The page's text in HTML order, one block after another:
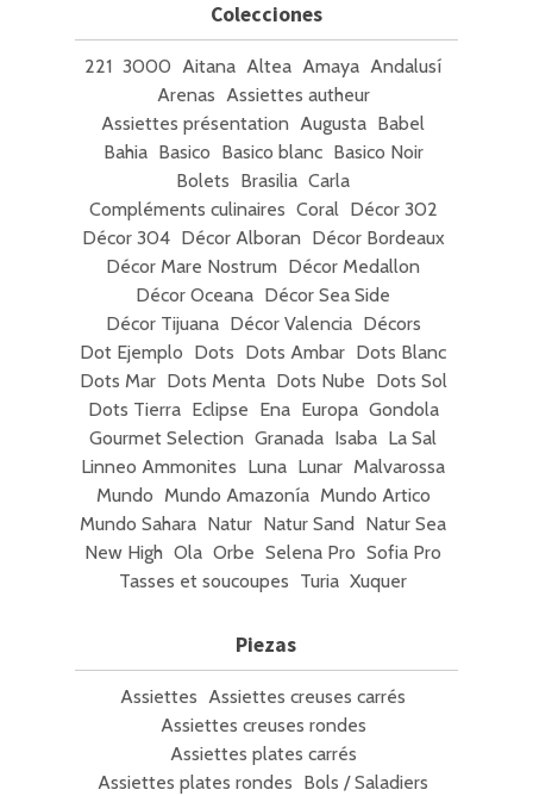
Colecciones
221 3000 Aitana Altea Amaya Andalusí
Arenas Assiettes autheur
Assiettes présentation Augusta Babel
Bahia Basico Basico blanc Basico Noir
Bolets Brasilia Carla
Compléments culinaires Coral Décor 302
Décor 304 Décor Alboran Décor Bordeaux
Décor Mare Nostrum Décor Medallon
Décor Oceana Décor Sea Side
Décor Tijuana Décor Valencia Décors
Dot Ejemplo Dots Dots Ambar Dots Blanc
Dots Mar Dots Menta Dots Nube Dots Sol
Dots Tierra Eclipse Ena Europa Gondola
Gourmet Selection Granada Isaba La Sal
Linneo Ammonites Luna Lunar Malvarossa
Mundo Mundo Amazonía Mundo Artico
Mundo Sahara Natur Natur Sand Natur Sea
New High Ola Orbe Selena Pro Sofia Pro
Tasses et soucoupes Turia Xuquer
Piezas
Assiettes Assiettes creuses carrés
Assiettes creuses rondes
Assiettes plates carrés
Assiettes plates rondes Bols / Saladiers